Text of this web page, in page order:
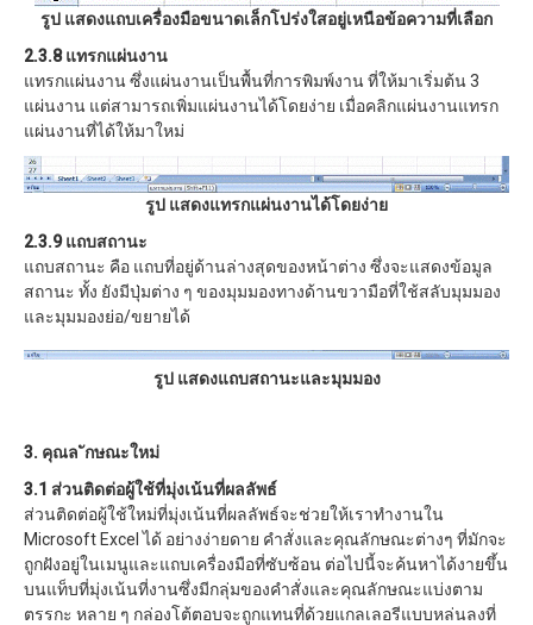
รูป แสดงแถบเครื่องมือขนาดเล็กโปร่งใสอยู่เหนือข้อความที่เลือก
2.3.8 แทรกแผ่นงาน
แทรกแผ่นงาน ซึ่งแผ่นงานเป็นพื้นที่การพิมพ์งาน ที่ให้มาเริ่มต้น 3
แผ่นงาน แต่สามารถเพิ่มแผ่นงานได้โดยง่าย เมื่อคลิกแผ่นงานแทรก
แผ่นงานที่ได้ให้มาใหม่
รูป แสดงแทรกแผ่นงานได้โดยง่าย
2.3.9 แถบสถานะ
แถบสถานะ คือ แถบที่อยู่ด้านล่างสุดของหน้าต่าง ซึ่งจะแสดงข้อมูล
สถานะ ทั้ง ยังมีปุ่มต่าง ๆ ของมุมมองทางด้านขวามือที่ใช้สลับมุมมอง
และมุมมองย่อ/ขยายได้
รูป แสดงแถบสถานะและมุมมอง
3. คุณล ักษณะใหม่
3.1 ส่วนติดต่อผู้ใช้ที่มุ่งเน้นที่ผลลัพธ์
ส่วนติดต่อผู้ใช้ใหม่ที่มุ่งเน้นที่ผลลัพธ์จะช่วยให้เราทำงานใน
Microsoft Excel ได้ อย่างง่ายดาย คำสั่งและคุณลักษณะต่างๆ ที่มักจะ
ถูกฝังอยู่ในเมนูและแถบเครื่องมือที่ซับซ้อน ต่อไปนี้จะค้นหาได้งายขึ้น
บนแท็บที่มุ่งเน้นที่งานซึ่งมีกลุ่มของคำสั่งและคุณลักษณะแบ่งตาม
ตรรกะ หลาย ๆ กล่องโต้ตอบจะถูกแทนที่ด้วยแกลเลอรีแบบหล่นลงที่